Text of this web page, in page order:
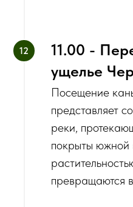
11.00 -
ущелье
‌Посещение
представляет
реки,
покрыты южной
превращаются